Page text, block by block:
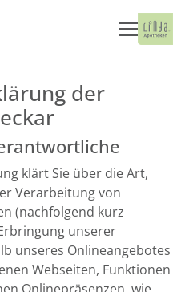
der
klärt Sie über die Art,
Verarbeitung von
(nachfolgend kurz
unserer
unseres Onlineangebotes
Webseiten, Funktionen